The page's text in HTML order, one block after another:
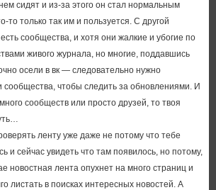
сидят и из-за этого он стал нормальным
то только так им и пользуется. С другой
сообщества, и хотя они жалкие и убогие по
живого журнала, но многие, поддавшись
осели в вк — следовательно нужно
сообщества, чтобы следить за обновлениями. И
сообществ или просто друзей, то твоя
ленту уже даже не потому что тебе
и сейчас увидеть что там появилось, но потому,
новостная лента опухнет на много страниц и
листать в поисках интересных новостей. А